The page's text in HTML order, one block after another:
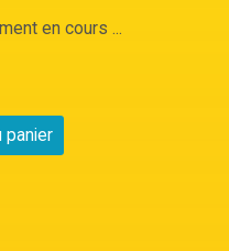
en cours ...
panier